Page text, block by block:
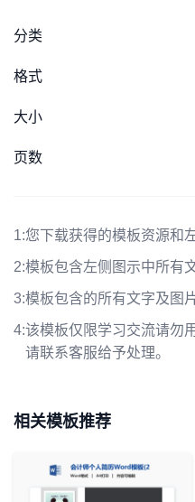
分类
格式
大小
页数
1:您下载获得的模板资源和
2:模板包含左侧图示中所有
3:模板包含的所有文字及图
4:该模板仅限学习交流请勿
请联系客服给予处理。
相关模板推荐